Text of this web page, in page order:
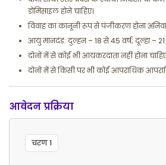
डोमिसाइल होने चाहिए।
विवाह का कानूनी रूप से पंजीकरण होना
आयु मानदंड: दुल्हन – 18 से 45 वर्ष; दूल्हा – 21
दोनों में से कोई भी आयकरदाता नहीं होना
दोनों में से किसी पर भी कोई आपराधिक
आवेदन प्रक्रिया
चरण 1